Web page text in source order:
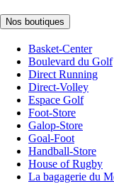
Nos boutiques
Basket-Center
Boulevard du Golf
Direct Running
Direct-Volley
Espace Golf
Foot-Store
Galop-Store
Goal-Foot
Handball-Store
House of Rugby
La bagagerie du